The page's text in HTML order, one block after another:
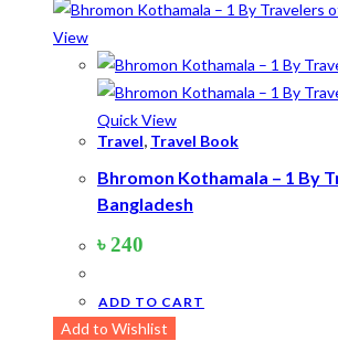
View
Quick View
Travel, Travel Book
Bhromon Kothamala – 1 By
Bangladesh
৳240
ADD TO CART
Add to Wishlist